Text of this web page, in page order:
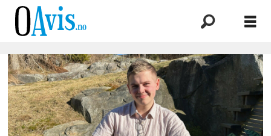
Emne:
kortfilm